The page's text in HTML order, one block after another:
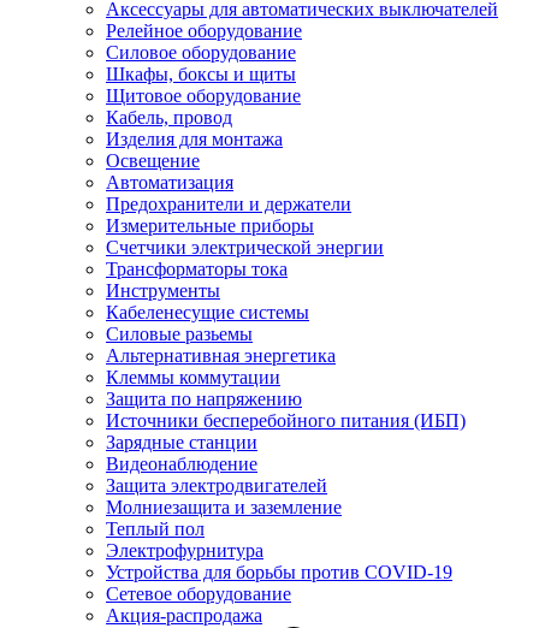
Аксессуары для автоматических выключателей
Релейное оборудование
Силовое оборудование
Шкафы, боксы и щиты
Щитовое оборудование
Кабель, провод
Изделия для монтажа
Освещение
Автоматизация
Предохранители и держатели
Измерительные приборы
Счетчики электрической энергии
Трансформаторы тока
Инструменты
Кабеленесущие системы
Силовые разьемы
Альтернативная энергетика
Клеммы коммутации
Защита по напряжению
Источники бесперебойного питания (ИБП)
Зарядные станции
Видеонаблюдение
Защита электродвигателей
Молниезащита и заземление
Теплый пол
Электрофурнитура
Устройства для борьбы против COVID-19
Сетевое оборудование
Акция-распродажа